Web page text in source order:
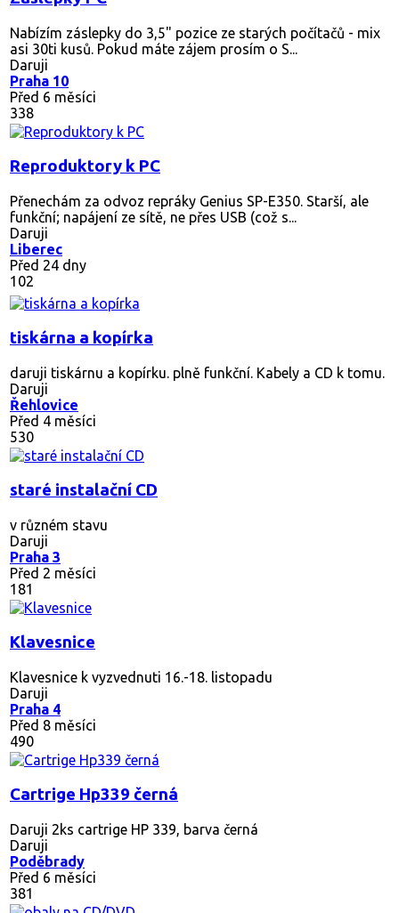
Nabízím záslepky do 3,5" pozice ze starých počítačů - mix
asi 30ti kusů. Pokud máte zájem prosím o S...
Daruji
Praha 10
Před 6 měsíci
338
Reproduktory k PC
Přenechám za odvoz repráky Genius SP-E350. Starší, ale
funkční; napájení ze sítě, ne přes USB (což s...
Daruji
Liberec
Před 24 dny
102
tiskárna a kopírka
daruji tiskárnu a kopírku. plně funkční. Kabely a CD k tomu.
Daruji
Řehlovice
Před 4 měsíci
530
staré instalační CD
v různém stavu
Daruji
Praha 3
Před 2 měsíci
181
Klavesnice
Klavesnice k vyzvednuti 16.-18. listopadu
Daruji
Praha 4
Před 8 měsíci
490
Cartrige Hp339 černá
Daruji 2ks cartrige HP 339, barva černá
Daruji
Poděbrady
Před 6 měsíci
381